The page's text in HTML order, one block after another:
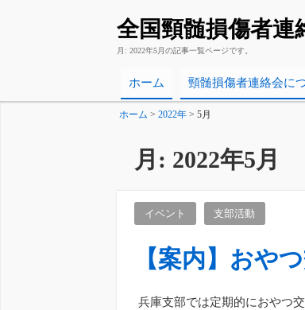
全国頸髄損傷者連
月: 2022年5月の記事一覧ページです。
ホーム 頸髄損傷者連絡会に
ホーム > 2022年> 5月
月: 2022年5月
イベント 支部活動
【案内】おや
兵庫支部では定期的におやつ